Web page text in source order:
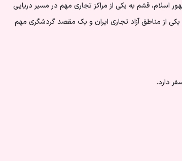
اسلام، قشم به یکی از مراکز تجاری مهم در مسیر دریایی
قشم به عنوان یکی از مناطق آزاد تجاری ایران و یک مقصد گردشگری مهم
دارد.